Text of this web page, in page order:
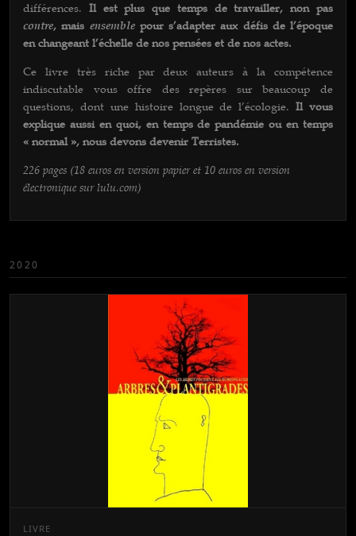
différences. Il est plus que temps de travailler, non pas
contre, mais ensemble pour s’adapter aux défis de l’époque
en changeant l’échelle de nos pensées et de nos actes.
Ce livre très riche par deux auteurs à la compétence
indiscutable vous offre des repères sur beaucoup de
questions, dont une histoire longue de l’écologie.Il vous
explique aussi en quoi, en temps de pandémie ou en temps
« normal », nous devons devenir Terristes.
226 pages (18 euros en version papier et 10 euros en version
électronique sur lulu.com)
2020
LIVRE